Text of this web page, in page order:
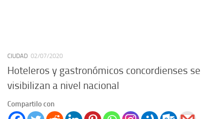
CIUDAD 02/07/2020
Hoteleros y gastronómicos concordienses se
visibilizan a nivel nacional
Compartilo con